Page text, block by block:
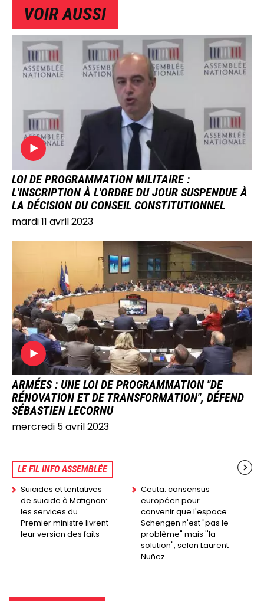
VOIR AUSSI
IMAGE
LOI DE PROGRAMMATION MILITAIRE :
L'INSCRIPTION À L'ORDRE DU JOUR SUSPENDUE À
LA DÉCISION DU CONSEIL CONSTITUTIONNEL
mardi 11 avril 2023
IMAGE
ARMÉES : UNE LOI DE PROGRAMMATION "DE
RÉNOVATION ET DE TRANSFORMATION", DÉFEND
SÉBASTIEN LECORNU
mercredi 5 avril 2023
LE FIL INFO ASSEMBLÉE
Suicides et tentatives
de suicide à Matignon:
les services du
Premier ministre livrent
leur version des faits
Ceuta: consensus
européen pour
convenir que l'espace
Schengen n'est "pas le
problème" mais ''la
solution", selon Laurent
Nuñez